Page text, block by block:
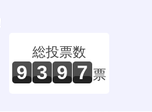
総投票数
9 3 9 7 票